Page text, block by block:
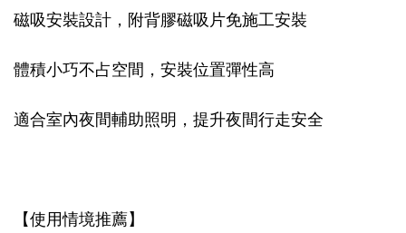
磁吸安裝設計，附背膠磁吸片免施工安裝
體積小巧不占空間，安裝位置彈性高
適合室內夜間輔助照明，提升夜間行走安全
【使用情境推薦】